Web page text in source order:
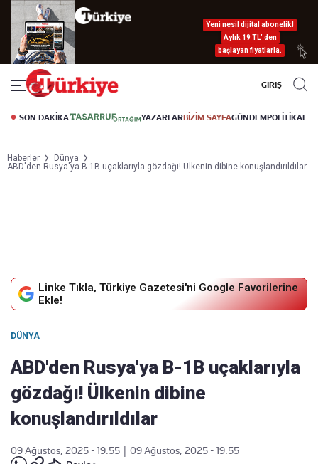
Yeni nesil dijital abonelik!
Aylık 19 TL’ den
başlayan fiyatlarla.
GİRİŞ
SON DAKİKA YAZARLARBİZİM SAYFAGÜNDEMPOLİTİKA
Haberler
Dünya
ABD'den Rusya'ya B-1B uçaklarıyla gözdağı! Ülkenin dibine konuşlandırıldılar
Linke Tıkla, Türkiye Gazetesi'ni Google Favorilerine
Ekle!
DÜNYA
ABD'den Rusya'ya B-1B uçaklarıyla
gözdağı! Ülkenin dibine
konuşlandırıldılar
09 Ağustos, 2025 - 19:55
09 Ağustos, 2025 - 19:55